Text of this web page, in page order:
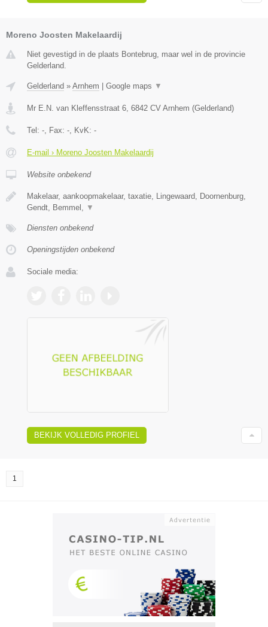
Moreno Joosten Makelaardij
Niet gevestigd in de plaats Bontebrug, maar wel in de provincie
Gelderland.
Gelderland » Arnhem Google maps ▼
Mr E.N. van Kleffensstraat 6, 6842 CV Arnhem (Gelderland)
Tel: -, Fax: -, KvK: -
E-mail › Moreno Joosten Makelaardij
Website onbekend
Makelaar, aankoopmakelaar, taxatie, Lingewaard, Doornenburg,
Gendt, Bemmel, ▼
Diensten onbekend
Openingstijden onbekend
Sociale media:
BEKIJK VOLLEDIG PROFIEL
1